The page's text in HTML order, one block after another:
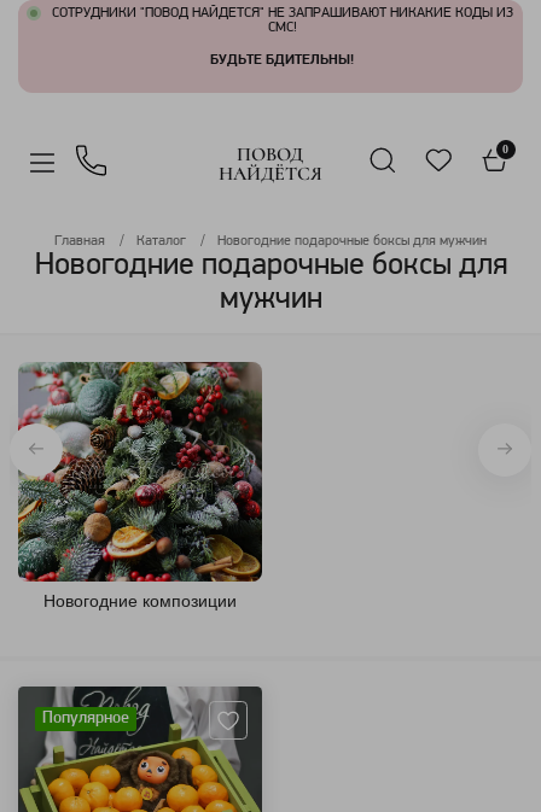
СОТРУДНИКИ "ПОВОД НАЙДЕТСЯ" НЕ ЗАПРАШИВАЮТ НИКАКИЕ КОДЫ ИЗ
СМС!
БУДЬТЕ БДИТЕЛЬНЫ!
ПОВОД
НАЙДЁТСЯ
0
Главная Каталог Новогодние подарочные боксы для мужчин
Новогодние подарочные боксы для
мужчин
Новогодние композиции
Популярное